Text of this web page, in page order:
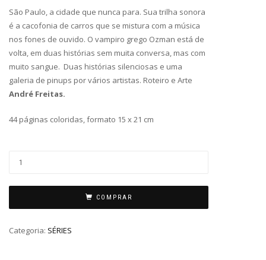
São Paulo, a cidade que nunca para. Sua trilha sonora
é a cacofonia de carros que se mistura com a música
nos fones de ouvido. O vampiro grego Ozman está de
volta, em duas histórias sem muita conversa, mas com
muito sangue. Duas histórias silenciosas e uma
galeria de pinups por vários artistas. Roteiro e Arte
André Freitas.
44 páginas coloridas, formato 15 x 21 cm
COMPRAR
Categoria: SÉRIES